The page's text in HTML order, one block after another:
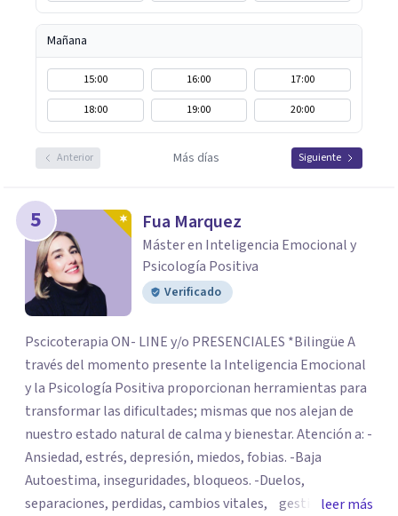
Mañana
15:00 16:00
17:00
18:00
19:00 20:00
Anterior Más días Siguiente
5 Fua Marquez
Máster en Inteligencia Emocional y
Psicología Positiva
Verificado
Pscicoterapia ON- LINE y/o PRESENCIALES *Bilingüe A
través del momento presente la Inteligencia Emocional
y la Psicología Positiva proporcionan herramientas para
transformar las dificultades; mismas que nos alejan de
nuestro estado natural de calma y bienestar. Atención a: -
Ansiedad, estrés, depresión, miedos, fobias. -Baja
Autoestima, inseguridades, bloqueos. -Duelos,
separaciones, perdidas, cambios vitales, gestión deleer más